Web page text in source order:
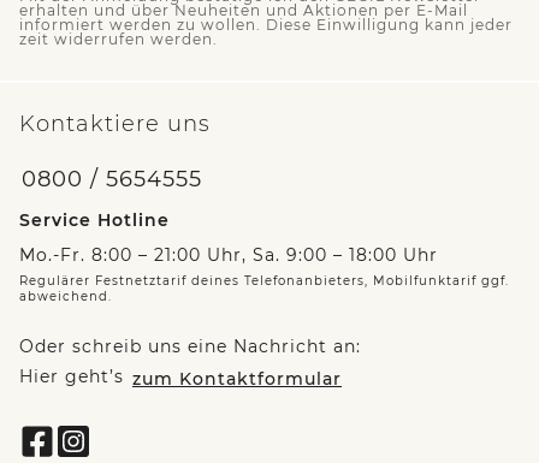
erhalten und über Neuheiten und Aktionen per E-Mail
informiert werden zu wollen. Diese Einwilligung kann jeder
zeit widerrufen werden.
Kontaktiere uns
0800 / 5654555
Service Hotline
Mo.-Fr. 8:00 – 21:00 Uhr, Sa. 9:00 – 18:00 Uhr
Regulärer Festnetztarif deines Telefonanbieters, Mobilfunktarif ggf.
abweichend.
Oder schreib uns eine Nachricht an:
Hier geht’s zum Kontaktformular